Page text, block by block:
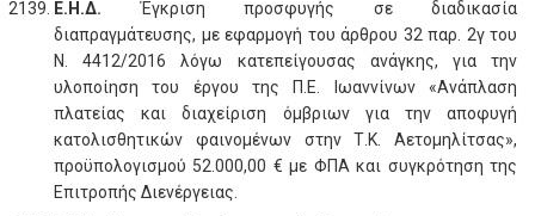
Ε.Η.Δ.Έγκριση προσφυγής σε διαδικασία
διαπραγμάτευσης, με εφαρμογή του άρθρου 32 παρ. 2γ του
Ν. 4412/2016 λόγω κατεπείγουσας ανάγκης, για την
υλοποίηση του έργου της Π.Ε. Ιωαννίνων «Ανάπλαση
πλατείας και διαχείριση όμβριων για την αποφυγή
κατολισθητικών φαινομένων στην Τ.Κ. Αετομηλίτσας»,
προϋπολογισμού 52.000,00 € με ΦΠΑ και συγκρότηση της
Επιτροπής Διενέργειας.